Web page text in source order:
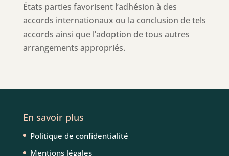
États parties favorisent l’adhésion à des
accords internationaux ou la conclusion de tels
accords ainsi que l’adoption de tous autres
arrangements appropriés.
En savoir plus
Politique de confidentialité
Mentions légales